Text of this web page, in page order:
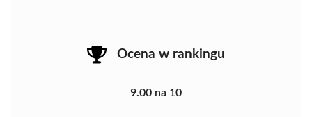
Ocena w rankingu
9.00 na 10